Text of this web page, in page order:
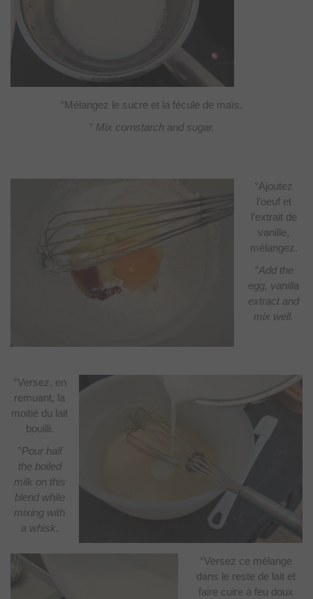
°Mélangez le sucre et la fécule de maïs.
° Mix cornstarch and sugar.
°Ajoutez
l’oeuf et
l’extrait de
vanille,
mélangez.
°Add the
egg, vanilla
extract and
mix well.
°Versez, en
remuant, la
moitié du lait
bouilli.
°Pour half
the boiled
milk on this
blend while
mixing with
a whisk.
°Versez ce mélange
dans le reste de lait et
faire cuire à feu doux